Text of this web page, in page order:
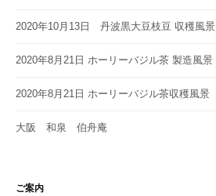
2020年10月13日 丹波黒大豆枝豆 収穫風景
2020年8月21日 ホーリーバジル茶 製造風景
2020年8月21日 ホーリーバジル茶収穫風景
大阪 和泉 伯舟庵
ご案内